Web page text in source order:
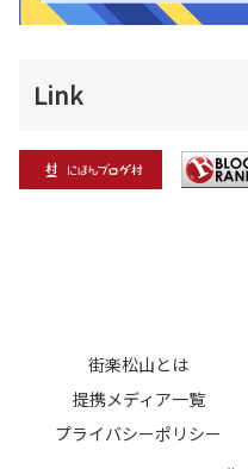
Link
街楽松山とは
提携メディア一覧
プライバシーポリシー